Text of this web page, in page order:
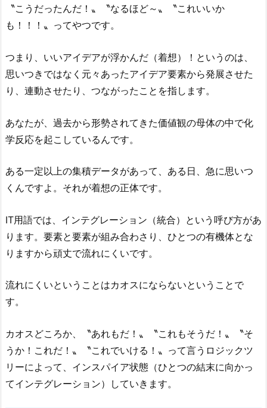
〝こうだったんだ！〟〝なるほど～〟〝これいいか
も！！！〟ってやつです。
つまり、いいアイデアが浮かんだ（着想）！というのは、
思いつきではなく元々あったアイデア要素から発展させた
り、連動させたり、つながったことを指します。
あなたが、過去から形勢されてきた価値観の母体の中で化
学反応を起こしているんです。
ある一定以上の集積データがあって、ある日、急に思いつ
くんですよ。それが着想の正体です。
IT用語では、インテグレーション（統合）という呼び方があ
ります。要素と要素が組み合わさり、ひとつの有機体とな
りますから頑丈で流れにくいです。
流れにくいということはカオスにならないということで
す。
カオスどころか、〝あれもだ！〟〝これもそうだ！〟〝そ
うか！これだ！〟〝これでいける！〟って言うロジックツ
リーによって、インスパイア状態（ひとつの結末に向かっ
てインテグレーション）していきます。